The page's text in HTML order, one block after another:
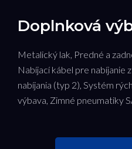
Doplnková
Metalický lak, Predné a
Nabíjací kábel pre nabíjanie
nabíjania (typ 2), Systém
výbava, Zimné pneumatiky